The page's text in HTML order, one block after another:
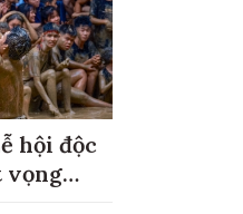
hội độc
vọng